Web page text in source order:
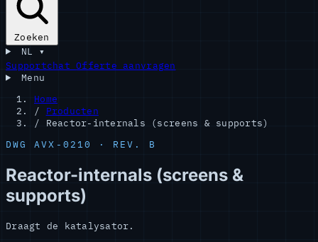
Zoeken
NL ▾
SupportchatOfferte aanvragen
Menu
Home
/
Producten
/
Reactor-internals (screens & supports)
DWG AVX-0210 · REV. B
Reactor-internals (screens &
supports)
Draagt de katalysator.